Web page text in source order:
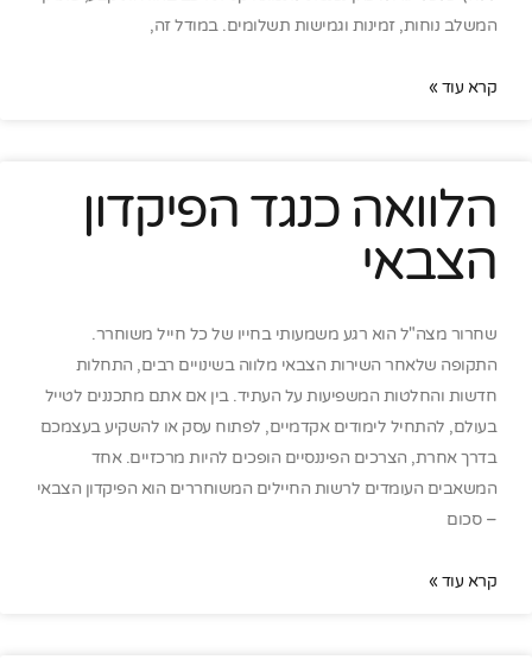
המשלב נוחות, זמינות וגמישות תשלומים. במודל זה,
קרא עוד »
הלוואה כנגד הפיקדון
הצבאי
שחרור מצה"ל הוא רגע משמעותי בחייו של כל חייל משוחרר.
התקופה שלאחר השירות הצבאי מלווה בשינויים רבים, התחלות
חדשות והחלטות המשפיעות על העתיד. בין אם אתם מתכננים לטייל
בעולם, להתחיל לימודים אקדמיים, לפתוח עסק או להשקיע בעצמכם
בדרך אחרת, הצרכים הפיננסיים הופכים להיות מרכזיים. אחד
המשאבים העומדים לרשות החיילים המשוחררים הוא הפיקדון הצבאי
– סכום
קרא עוד »